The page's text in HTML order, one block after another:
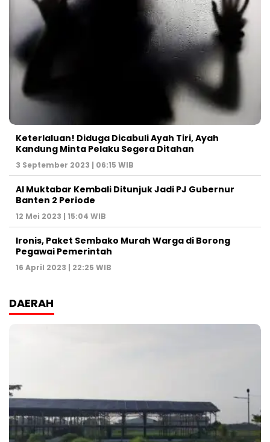
Keterlaluan! Diduga Dicabuli Ayah Tiri, Ayah
Kandung Minta Pelaku Segera Ditahan
3 September 2023 | 06:15 WIB
Al Muktabar Kembali Ditunjuk Jadi PJ Gubernur
Banten 2 Periode
12 Mei 2023 | 15:04 WIB
Ironis, Paket Sembako Murah Warga di Borong
Pegawai Pemerintah
16 April 2023 | 22:25 WIB
DAERAH